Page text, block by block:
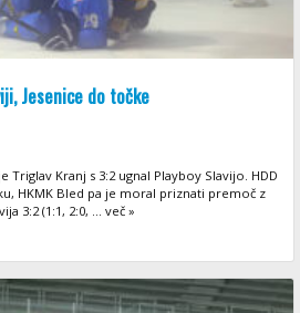
Jesenice do točke
Triglav Kranj s 3:2 ugnal Playboy Slavijo. HDD
HKMK Bled pa je moral priznati premoč z
3:2 (1:1, 2:0, ... več »